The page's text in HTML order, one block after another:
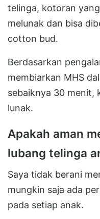
telinga, kotoran
melunak dan bisa
cotton bud.
Berdasarkan
membiarkan MHS
sebaiknya 30 menit,
lunak.
Apakah aman
lubang telinga
Saya tidak berani
mungkin saja ada
pada setiap anak.